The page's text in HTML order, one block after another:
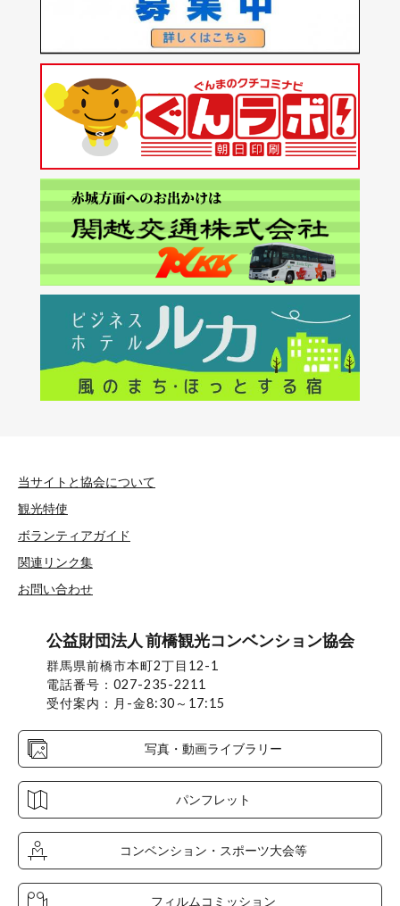
当サイトと協会について
観光特使
ボランティアガイド
関連リンク集
お問い合わせ
公益財団法人 前橋観光コンベンション協会
群馬県前橋市本町2丁目12-1
電話番号：027-235-2211
受付案内：月-金8:30～17:15
写真・動画ライブラリー
パンフレット
コンベンション・スポーツ大会等
フィルムコミッション